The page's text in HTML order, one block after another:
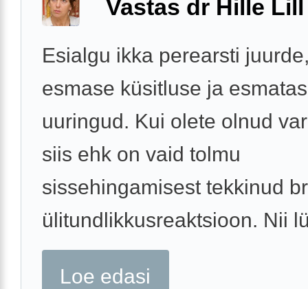
Vastas dr Hille Lill
Esialgu ikka perearsti
esmase küsitluse ja
uuringud. Kui olete olnud
siis ehk on vaid tolmu
sissehingamisest tekkinud
ülitundlikkusreaktsioon. Nii
Loe edasi